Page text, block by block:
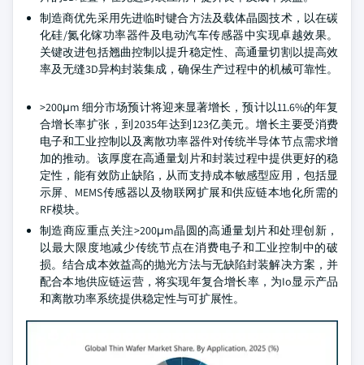
制造商优先采用先进临时键合方法及载体晶圆技术，以在碳
化硅/氮化镓功率器件及电动汽车传感器中实现卓越效果。
关键改进包括翘曲控制以提升稳定性、高通量切割以提高效
率及无缝3D异构封装集成，确保生产过程中的机械可靠性。
>200μm 细分市场预计将迎来显著增长，预计以11.6%的年复
合增长率扩张，到2035年达到123亿美元。增长主要受消费
电子和工业控制以及离散功率器件对传统半导体节点需求增
加的推动。该厚度在高通量划片和封装过程中提供更好的稳
定性，能有效防止缺陷，从而支持成本敏感型应用，包括显
示屏、MEMS传感器以及物联网扩展和供应链本地化所需的
RF模块。
制造商应重点关注>200μm晶圆的高通量划片和处理创新，
以最大限度地减少传统节点在消费电子和工业控制中的破
损。结合成本效益高的抛光方法与无缺陷封装解决方案，并
配合本地供应链运营，将实现年复合增长率，为Io显示产品
和离散功率系统提供稳定性与可扩展性。